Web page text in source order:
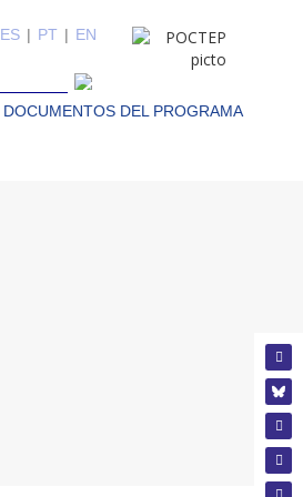
ES | PT | EN
DOCUMENTOS DEL PROGRAMA